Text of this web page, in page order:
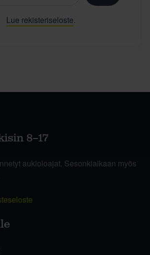
Lue rekisteriseloste.
8–17
aukioloajat. Sesonkiaikaan myös